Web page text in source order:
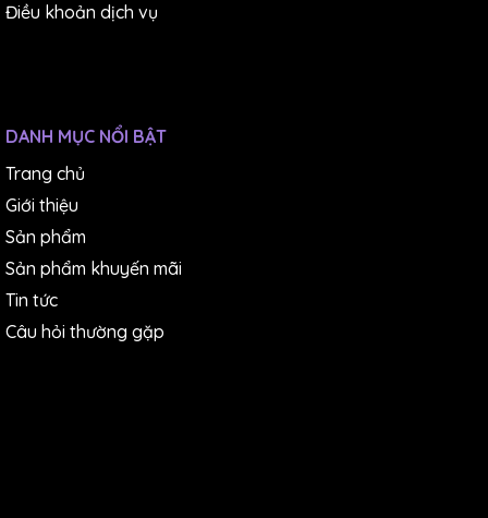
Điều khoản dịch vụ
DANH MỤC NỔI BẬT
Trang chủ
Giới thiệu
Sản phẩm
Sản phẩm khuyến mãi
Tin tức
Câu hỏi thường gặp